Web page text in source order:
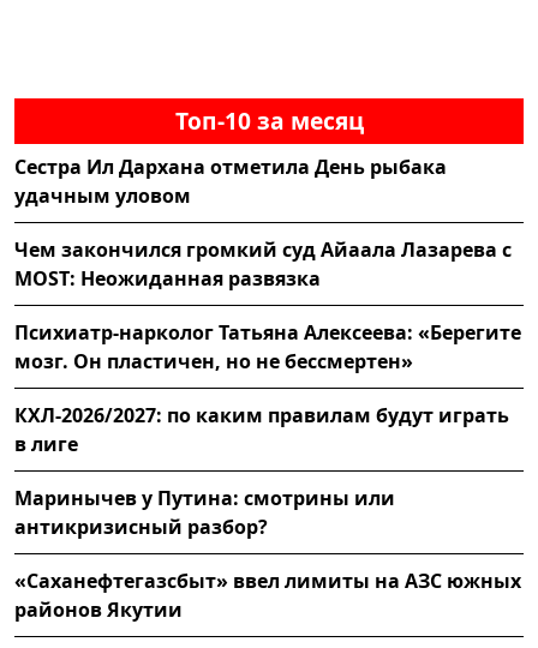
Топ-10 за месяц
Сестра Ил Дархана отметила День рыбака
удачным уловом
Чем закончился громкий суд Айаала Лазарева с
MOST: Неожиданная развязка
Психиатр-нарколог Татьяна Алексеева: «Берегите
мозг. Он пластичен, но не бессмертен»
КХЛ-2026/2027: по каким правилам будут играть
в лиге
Маринычев у Путина: смотрины или
антикризисный разбор?
«Саханефтегазсбыт» ввел лимиты на АЗС южных
районов Якутии